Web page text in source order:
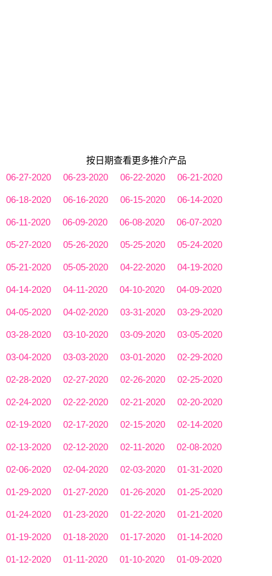
按日期查看更多推介产品
06-27-2020
06-23-2020 06-22-2020 06-21-2020
06-18-2020 06-16-2020 06-15-2020 06-14-2020
06-11-2020 06-09-2020 06-08-2020 06-07-2020
05-27-2020 05-26-2020 05-25-2020 05-24-2020
05-21-2020 05-05-2020 04-22-2020 04-19-2020
04-14-2020 04-11-2020 04-10-2020 04-09-2020
04-05-2020 04-02-2020 03-31-2020 03-29-2020
03-28-2020 03-10-2020 03-09-2020 03-05-2020
03-04-2020 03-03-2020 03-01-2020 02-29-2020
02-28-2020 02-27-2020 02-26-2020 02-25-2020
02-24-2020 02-22-2020 02-21-2020 02-20-2020
02-19-2020 02-17-2020 02-15-2020 02-14-2020
02-13-2020 02-12-2020 02-11-2020 02-08-2020
02-06-2020 02-04-2020 02-03-2020 01-31-2020
01-29-2020 01-27-2020 01-26-2020 01-25-2020
01-24-2020 01-23-2020 01-22-2020 01-21-2020
01-19-2020 01-18-2020 01-17-2020 01-14-2020
01-12-2020 01-11-2020 01-10-2020 01-09-2020